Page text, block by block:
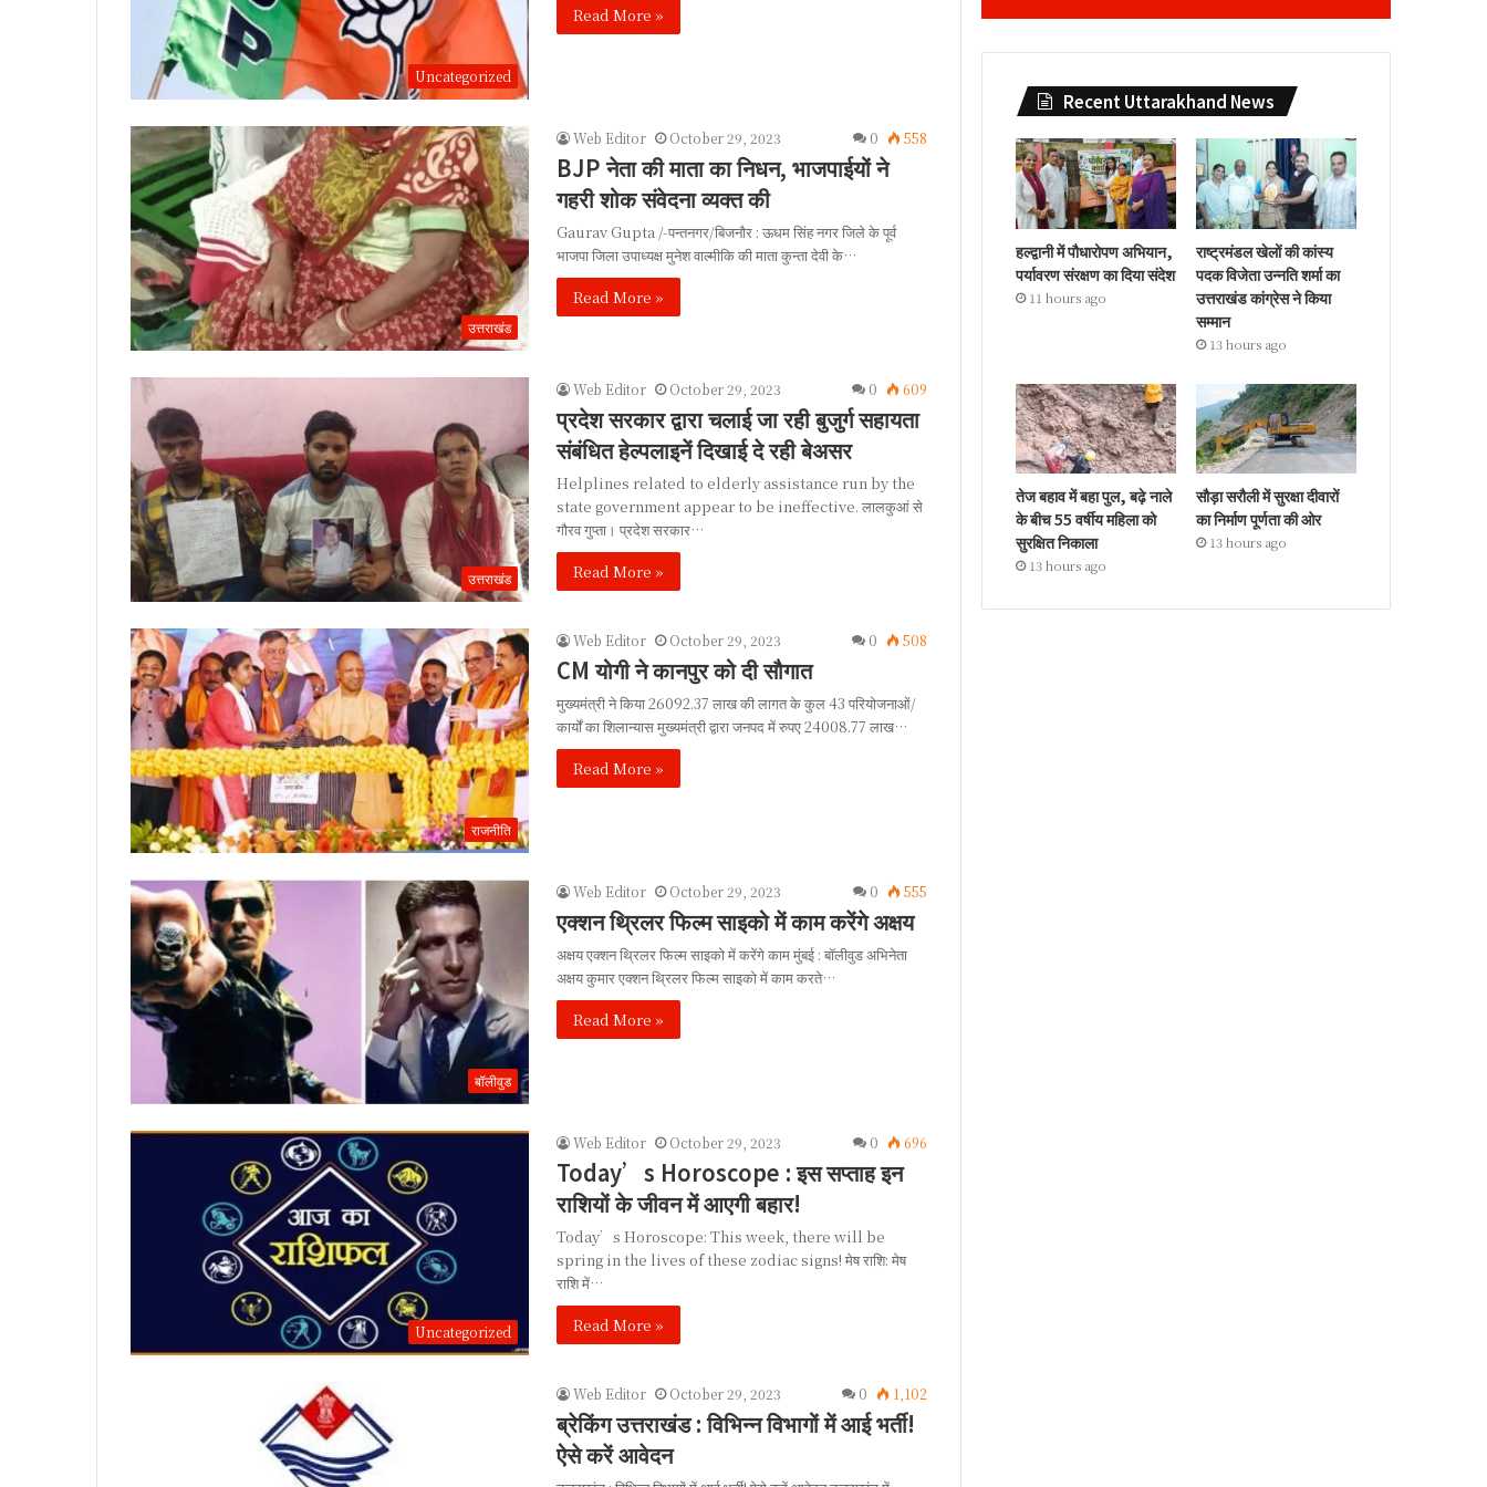
Uncategorized
Read More »
उत्तराखंड
Web Editor October 29, 2023 0 558
BJP नेता की माता का निधन, भाजपाईयों ने
गहरी शोक संवेदना व्यक्त की
Gaurav Gupta /-पन्तनगर/बिजनौर : ऊधम सिंह नगर जिले के पूर्व
भाजपा जिला उपाध्यक्ष मुनेश वाल्मीकि की माता कुन्ता देवी के…
Read More »
उत्तराखंड
Web Editor October 29, 2023 0 609
प्रदेश सरकार द्वारा चलाई जा रही बुजुर्ग सहायता
संबंधित हेल्पलाइनें दिखाई दे रही बेअसर
Helplines related to elderly assistance run by the
state government appear to be ineffective. लालकुआं से
गौरव गुप्ता। प्रदेश सरकार…
Read More »
राजनीति
Web Editor October 29, 2023 0 508
CM योगी ने कानपुर को दी सौगात
मुख्यमंत्री ने किया 26092.37 लाख की लागत के कुल 43 परियोजनाओं/
कार्यों का शिलान्यास मुख्यमंत्री द्वारा जनपद में रुपए 24008.77 लाख…
Read More »
बॉलीवुड
Web Editor October 29, 2023 0 555
एक्शन थ्रिलर फिल्म साइको में काम करेंगे अक्षय
अक्षय एक्शन थ्रिलर फिल्म साइको में करेंगे काम मुंबई : बॉलीवुड अभिनेता
अक्षय कुमार एक्शन थ्रिलर फिल्म साइको में काम करते…
Read More »
Uncategorized
Web Editor October 29, 2023 0 696
Today’s Horoscope : इस सप्ताह इन
राशियों के जीवन में आएगी बहार!
Today’s Horoscope: This week, there will be
spring in the lives of these zodiac signs! मेष राशि: मेष
राशि में…
Read More »
Web Editor October 29, 2023 0 1,102
ब्रेकिंग उत्तराखंड : विभिन्न विभागों में आई भर्ती!
ऐसे करें आवेदन
Recent Uttarakhand News
हल्द्वानी में पौधारोपण अभियान,
पर्यावरण संरक्षण का दिया संदेश
11 hours ago
राष्ट्रमंडल खेलों की कांस्य
पदक विजेता उन्नति शर्मा का
उत्तराखंड कांग्रेस ने किया
सम्मान
13 hours ago
तेज बहाव में बहा पुल, बढ़े नाले
के बीच 55 वर्षीय महिला को
सुरक्षित निकाला
13 hours ago
सौड़ा सरौली में सुरक्षा दीवारों
का निर्माण पूर्णता की ओर
13 hours ago